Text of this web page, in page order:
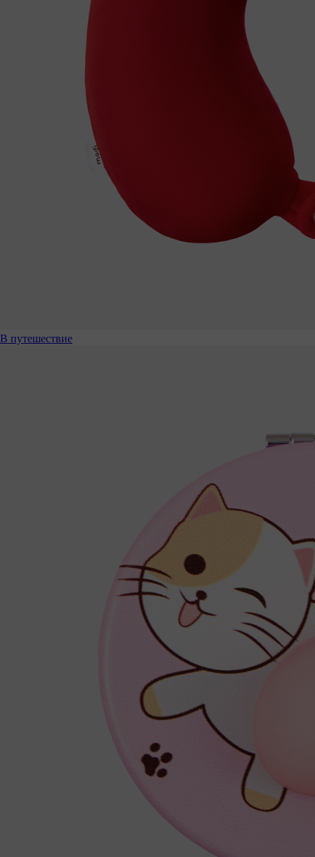
В путешествие